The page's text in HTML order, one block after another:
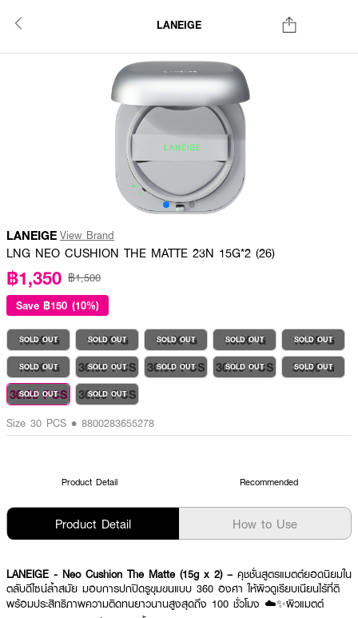
LANEIGE
LANEIGE View Brand
LNG NEO CUSHION THE MATTE 23N 15G*2 (26)
฿1,350 ฿1,500
Save ฿150 (10%)
15.00 G
SOLD OUT 15.00 G
SOLD OUT 15.00 G
SOLD OUT 15.00 G
SOLD OUT 15.00 G
SOLD OUT
15.00 G
SOLD OUT 30.00 PCS
SOLD OUT 30.00 PCS
SOLD OUT 30.00 PCS
SOLD OUT 30.00 G
SOLD OUT
30.00 PCS
SOLD OUT 30.00 PCS
SOLD OUT
Size 30 PCS • 8800283655278
Product Detail Recommended
Product Detail How to Use
LANEIGE - Neo Cushion The Matte (15g x 2) – คุชชั่นสูตรแมตต์ยอดนิยมใน
ตลับดีไซน์ล้ำสมัย มอบการปกปิดรูขุมขนแบบ 360 องศา ให้ผิวดูเรียบเนียนไร้ที่ติ
พร้อมประสิทธิภาพความติดทนยาวนานสูงสุดถึง 100 ชั่วโมง ☁️✨ผิวแมตต์